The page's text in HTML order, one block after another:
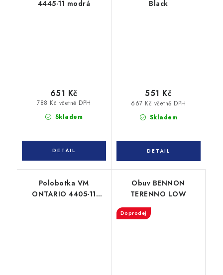
4445-11 modrá
Skladem
788 Kč včetně DPH
651 Kč
Black
Skladem
667 Kč včetně DPH
551 Kč
Polobotka VM
ONTARIO 4405-11
Obuv BENNON
TERENNO LOW
Doprodej